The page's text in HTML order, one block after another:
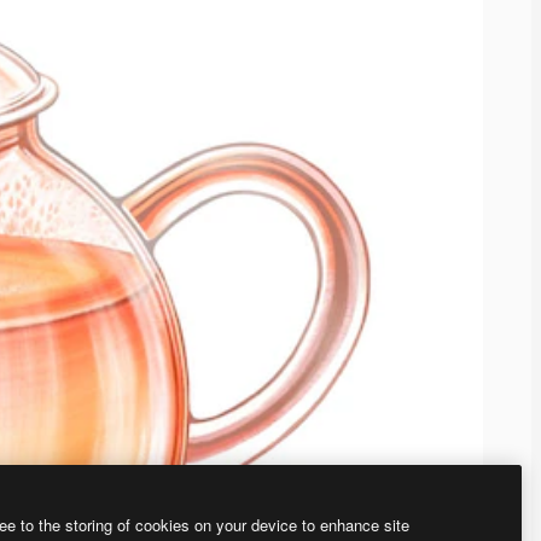
to the storing of cookies on your device to enhance site